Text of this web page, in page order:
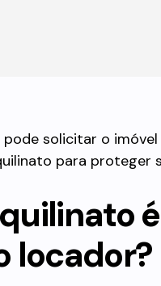
solicitar o
para proteger
locador?